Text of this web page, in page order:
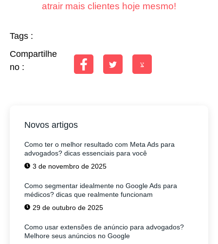
atrair mais clientes hoje mesmo!
Tags :
Compartilhe
no :
Novos artigos
Como ter o melhor resultado com Meta Ads para
advogados? dicas essenciais para você
3 de novembro de 2025
Como segmentar idealmente no Google Ads para
médicos? dicas que realmente funcionam
29 de outubro de 2025
Como usar extensões de anúncio para advogados?
Melhore seus anúncios no Google